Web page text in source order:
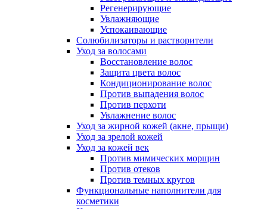
Регенерирующие
Увлажняющие
Успокаивающие
Солюбилизаторы и растворители
Уход за волосами
Восстановление волос
Защита цвета волос
Кондиционирование волос
Против выпадения волос
Против перхоти
Увлажнение волос
Уход за жирной кожей (акне, прыщи)
Уход за зрелой кожей
Уход за кожей век
Против мимических морщин
Против отеков
Против темных кругов
Функциональные наполнители для
косметики